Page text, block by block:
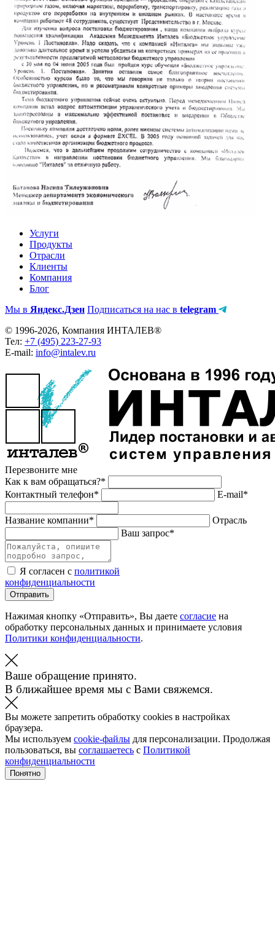
Услуги
Продукты
Отрасли
Клиенты
Компания
Блог
Мы в Яндекс.Дзен Подписаться на нас в telegram
© 1996-2026, Компания ИНТАЛЕВ®
Тел: +7 (495) 223-27-93
E-mail: info@intalev.ru
Перезвоните мне
Как к вам обращаться?*
Контактный телефон*
E-mail*
Название компании*
Отрасль
Ваш запрос*
Я согласен с политикой
конфиденциальности
Отправить
Нажимая кнопку «Отправить», Вы даете согласие на
обработку персональных данных и принимаете условия
Политики конфиденциальности.
Ваше обращение принято.
В ближайшее время мы с Вами свяжемся.
Вы можете запретить обработку cookies в настройках
браузера.
Мы используем cookie-файлы для персонализации. Продолжая
пользоваться, вы соглашаетесь с Политикой
конфиденциальности
Понятно